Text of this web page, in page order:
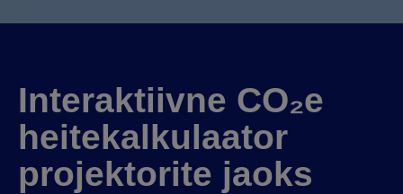
Interaktiivne CO₂e
heitekalkulaator
projektorite jaoks